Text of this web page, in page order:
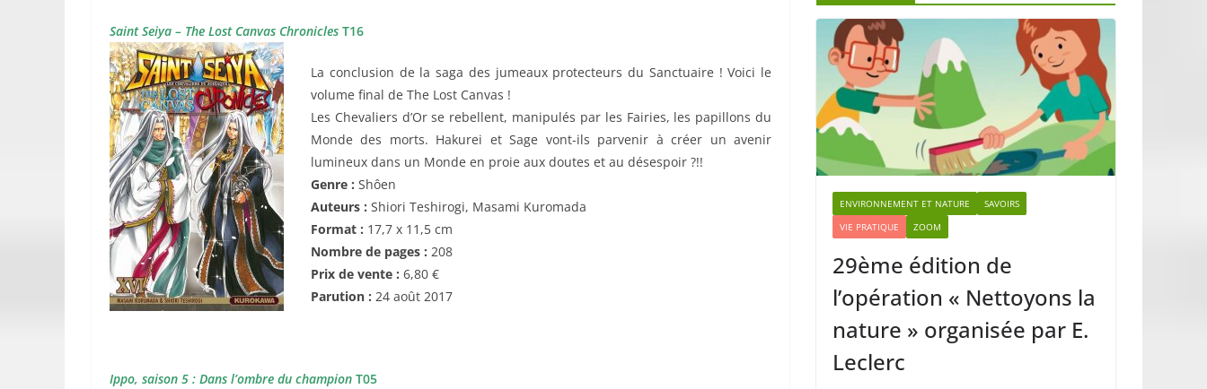
Saint Seiya – The Lost Canvas Chronicles T16
La conclusion de la saga des jumeaux protecteurs du Sanctuaire ! Voici le
volume final de The Lost Canvas !
Les Chevaliers d’Or se rebellent, manipulés par les Fairies, les papillons du
Monde des morts. Hakurei et Sage vont-ils parvenir à créer un avenir
lumineux dans un Monde en proie aux doutes et au désespoir ?!!
Genre : Shôen
Auteurs : Shiori Teshirogi, Masami Kuromada
Format : 17,7 x 11,5 cm
Nombre de pages : 208
Prix de vente : 6,80 €
Parution : 24 août 2017
Ippo, saison 5 : Dans l’ombre du champion T05
ENVIRONNEMENT ET NATURE
SAVOIRS
VIE PRATIQUE
ZOOM
29ème édition de
l’opération « Nettoyons la
nature » organisée par E.
Leclerc